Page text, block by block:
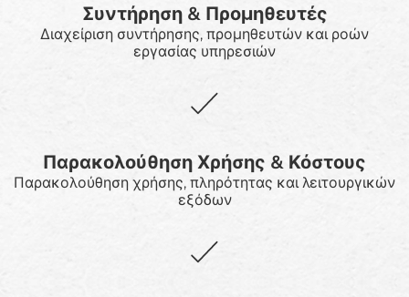
Συντήρηση & Προμηθευτές
Διαχείριση συντήρησης, προμηθευτών και ροών
εργασίας υπηρεσιών
Παρακολούθηση Χρήσης & Κόστους
Παρακολούθηση χρήσης, πληρότητας και λειτουργικών
εξόδων